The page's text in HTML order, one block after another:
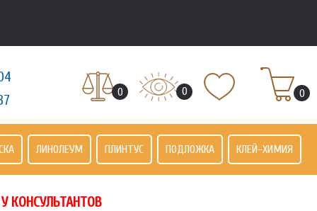
0 0 0
ЛИНОЛЕУМ ПЛИНТУС ПОДЛОЖКА КЛЕЙ-ХИМИЯ
КОНСУЛЬТАНТОВ